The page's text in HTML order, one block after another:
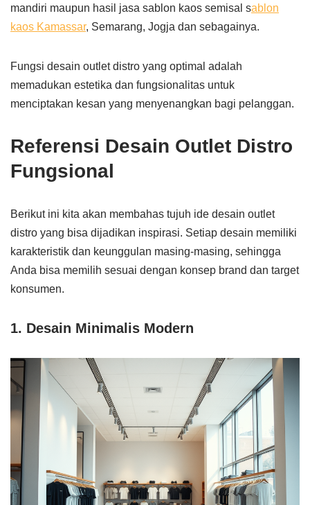
mandiri maupun hasil jasa sablon kaos semisal sablon
kaos Kamassar, Semarang, Jogja dan sebagainya.
Fungsi desain outlet distro yang optimal adalah
memadukan estetika dan fungsionalitas untuk
menciptakan kesan yang menyenangkan bagi pelanggan.
Referensi Desain Outlet Distro
Fungsional
Berikut ini kita akan membahas tujuh ide desain outlet
distro yang bisa dijadikan inspirasi. Setiap desain memiliki
karakteristik dan keunggulan masing-masing, sehingga
Anda bisa memilih sesuai dengan konsep brand dan target
konsumen.
1. Desain Minimalis Modern